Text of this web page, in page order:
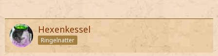
Hexenkessel
Ringelnatter